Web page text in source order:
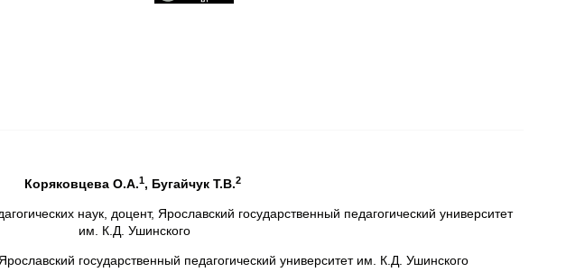
Коряковцева О.А.1, Бугайчук Т.В.2
наук, доцент, Ярославский государственный педагогический университет
им. К.Д. Ушинского
государственный педагогический университет им. К.Д. Ушинского